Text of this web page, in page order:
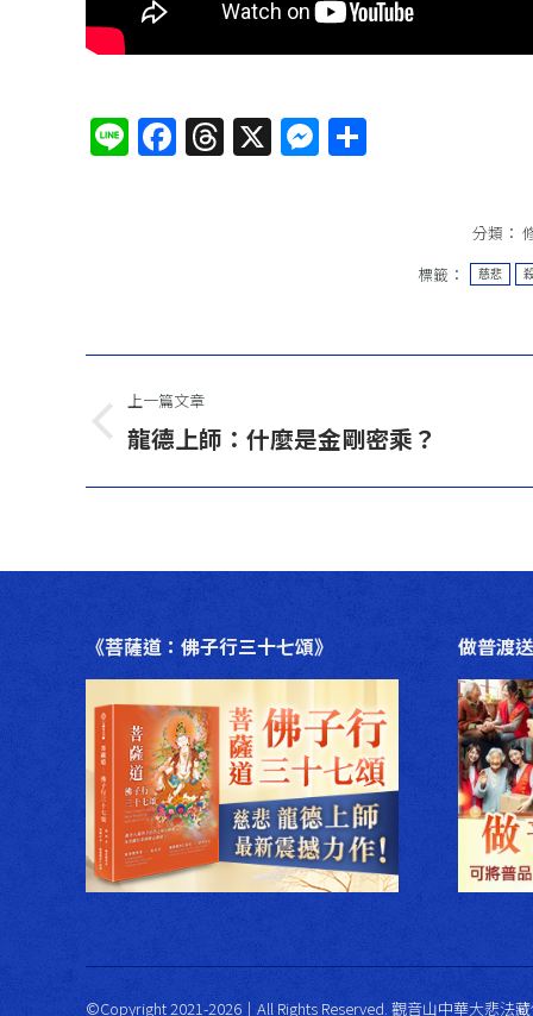
LineFacebook
Threads
X Messenger
分類：
標籤：
慈悲
章
導
上一篇文章
上
章：
龍德上師：什麼是金剛密乘？
《菩薩道：佛子行三十七頌》 做普渡
©Copyright 2021-2026｜All Rights Reserved. 觀音山中華大悲法